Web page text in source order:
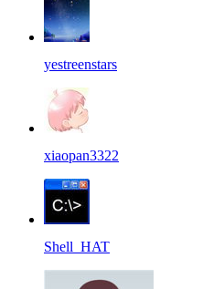
yestreenstars
xiaopan3322
Shell_HAT